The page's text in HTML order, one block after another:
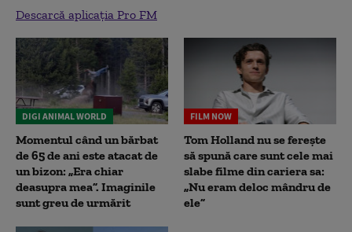
Descarcă aplicația Pro FM
DIGI ANIMAL WORLD
Momentul când un bărbat
de 65 de ani este atacat de
un bizon: „Era chiar
deasupra mea”. Imaginile
sunt greu de urmărit
FILM NOW
Tom Holland nu se ferește
să spună care sunt cele mai
slabe filme din cariera sa:
„Nu eram deloc mândru de
ele”